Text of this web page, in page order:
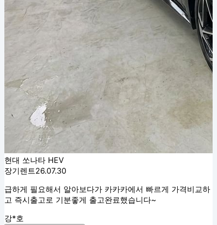
현대 쏘나타 HEV
장기렌트26.07.30
급하게 필요해서 알아보다가 카카카에서 빠르게 가격비교하
고 즉시출고로 기분좋게 출고완료했습니다~
강*호